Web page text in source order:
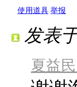
使用道具 举报
发表
夏益